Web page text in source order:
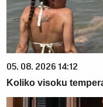
05. 08. 2026 14:12
Koliko visoku